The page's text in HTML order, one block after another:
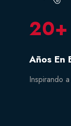
20+
Años En
Inspirando